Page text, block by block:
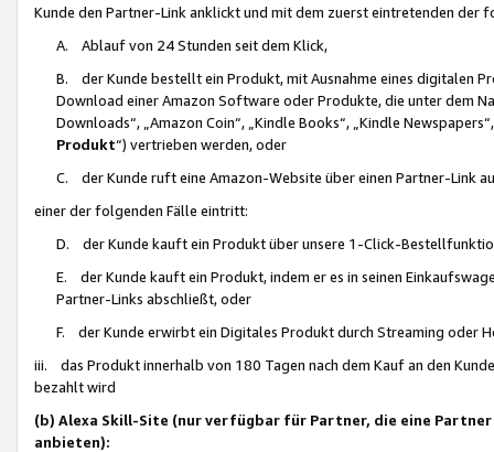
Kunde den Partner-Link anklickt und mit dem zuerst eintretenden der
A. Ablauf von 24 Stunden seit dem Klick,
B. der Kunde bestellt ein Produkt, mit Ausnahme eines digitalen
Download einer Amazon Software oder Produkte, die unter dem
Downloads“, „Amazon Coin“, „Kindle Books“, „Kindle
Produkt“) vertrieben werden, oder
C. der Kunde ruft eine Amazon-Website über einen Partner-Link
einer der folgenden Fälle eintritt:
D. der Kunde kauft ein Produkt über unsere 1-Click-
E. der Kunde kauft ein Produkt, indem er es in seinen
Partner-Links abschließt, oder
F. der Kunde erwirbt ein Digitales Produkt durch Streaming oder
iii. das Produkt innerhalb von 180 Tagen nach dem Kauf an den
bezahlt wird
(b) Alexa Skill-Site (nur verfügbar für Partner, die eine
anbieten):